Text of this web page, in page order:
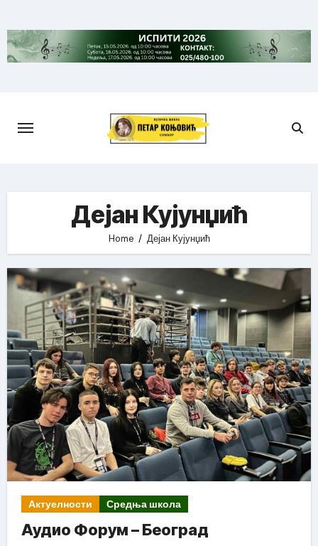
to
content
Дејан Кујунџић
Home Дејан Кујунџић
Актуелности Средња школа
Аудио Форум – Београд